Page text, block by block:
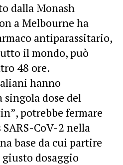
dalla Monash
a Melbourne ha
antiparassitario,
il mondo, può
48 ore.
hanno
dose del
potrebbe fermare
CoV-2 nella
base da cui partire
dosaggio